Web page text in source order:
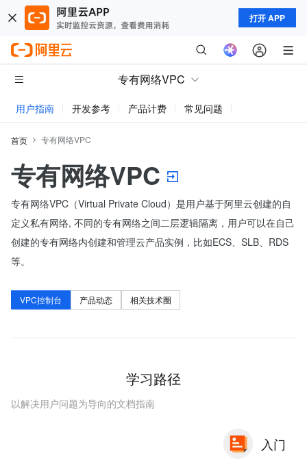
打开 APP
专有网络VPC
用户指南 开发参考 产品计费 常见问题
首页 专有网络VPC
专有网络VPC
专有网络VPC（Virtual Private Cloud）是用户基于阿里云创建的自
定义私有网络, 不同的专有网络之间二层逻辑隔离，用户可以在自己
创建的专有网络内创建和管理云产品实例，比如ECS、SLB、RDS
等。
VPC控制台 产品动态 相关技术圈
学习路径
以解决用户问题为导向的文档指南
入门